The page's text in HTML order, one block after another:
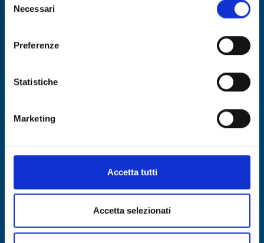
Per conoscere i dettagli, consulta la nostra cookie policy.
https://www.openinnovation.regione.lombardia.it/it/co
https://www.openinnovation.regione.lombardia.it/it/pr
delNecessari
Preferenze
Statistiche
Marketing
Accetta tutti
Accetta selezionati
Technology offer
personalizzabile per arto superiore
ID: TOES20260427015
DISCOVER MORE →